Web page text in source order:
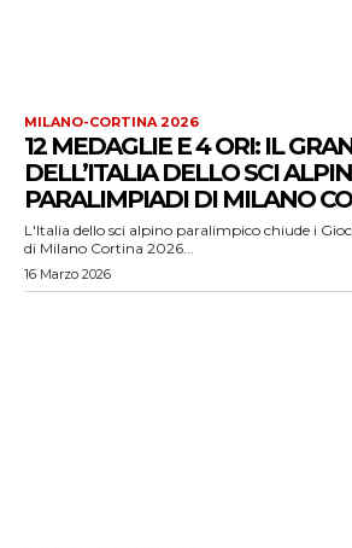
MILANO-CORTINA 2026
12 MEDAGLIE E 4 ORI: IL
DELL’ITALIA DELLO SCI
PARALIMPIADI DI MILANO
L'Italia dello sci alpino paralimpico chiude i
di Milano Cortina 2026...
16 Marzo 2026